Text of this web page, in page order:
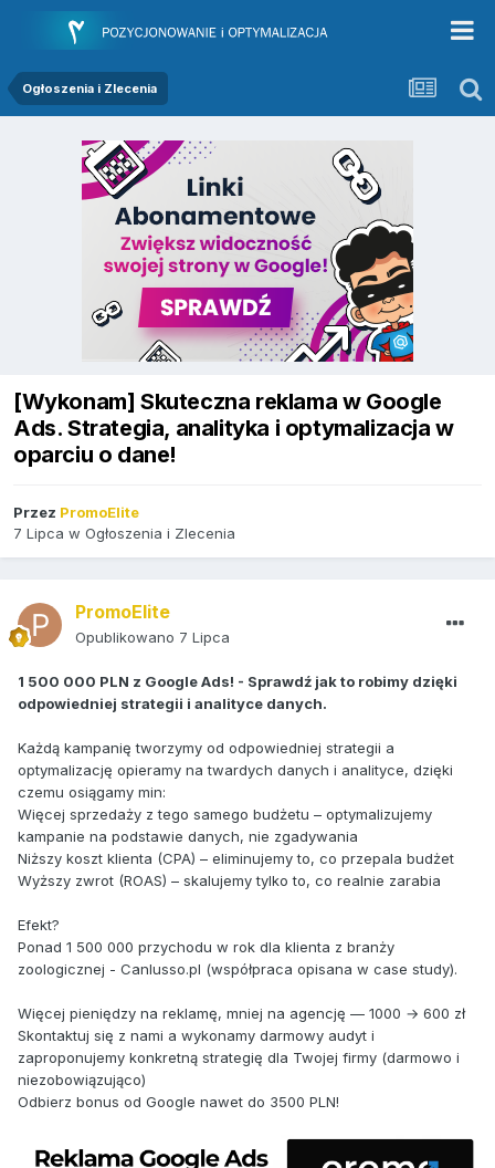
Ogłoszenia i Zlecenia
[Wykonam] Skuteczna reklama w Google
Ads. Strategia, analityka i optymalizacja w
oparciu o dane!
Przez PromoElite
7 Lipca w Ogłoszenia i Zlecenia
PromoElite
Opublikowano 7 Lipca
1 500 000 PLN z Google Ads! - Sprawdź jak to robimy dzięki
odpowiedniej strategii i analityce danych.
Każdą kampanię tworzymy od odpowiedniej strategii a
optymalizację opieramy na twardych danych i analityce, dzięki
czemu osiągamy min:
Więcej sprzedaży z tego samego budżetu – optymalizujemy
kampanie na podstawie danych, nie zgadywania
Niższy koszt klienta (CPA) – eliminujemy to, co przepala budżet
Wyższy zwrot (ROAS) – skalujemy tylko to, co realnie zarabia
Efekt?
Ponad 1 500 000 przychodu w rok dla klienta z branży
zoologicznej - Canlusso.pl (współpraca opisana w case study).
Więcej pieniędzy na reklamę, mniej na agencję — 1000 → 600 zł
Skontaktuj się z nami a wykonamy darmowy audyt i
zaproponujemy konkretną strategię dla Twojej firmy (darmowo i
niezobowiązująco)
Odbierz bonus od Google nawet do 3500 PLN!